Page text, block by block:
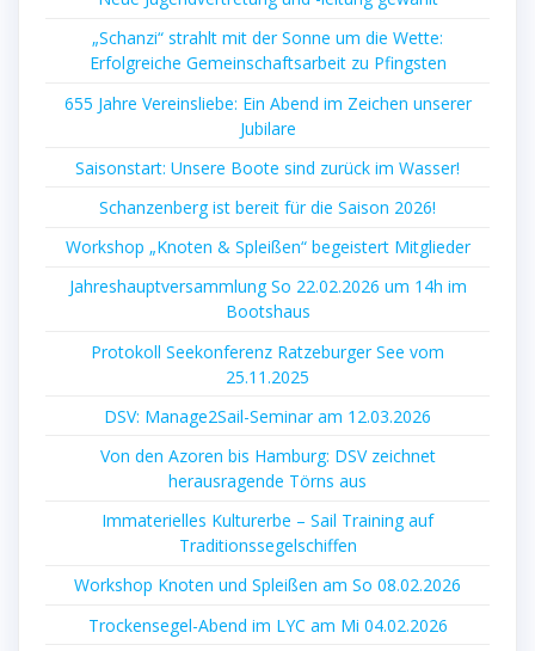
„Schanzi“ strahlt mit der Sonne um die Wette:
Erfolgreiche Gemeinschaftsarbeit zu Pfingsten
655 Jahre Vereinsliebe: Ein Abend im Zeichen unserer
Jubilare
Saisonstart: Unsere Boote sind zurück im Wasser!
Schanzenberg ist bereit für die Saison 2026!
Workshop „Knoten & Spleißen“ begeistert Mitglieder
Jahreshauptversammlung So 22.02.2026 um 14h im
Bootshaus
Protokoll Seekonferenz Ratzeburger See vom
25.11.2025
DSV: Manage2Sail-Seminar am 12.03.2026
Von den Azoren bis Hamburg: DSV zeichnet
herausragende Törns aus
Immaterielles Kulturerbe – Sail Training auf
Traditionssegelschiffen
Workshop Knoten und Spleißen am So 08.02.2026
Trockensegel-Abend im LYC am Mi 04.02.2026